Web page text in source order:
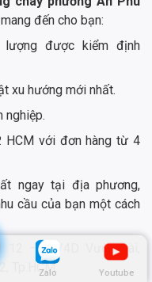
Zalo Youtube
đến cho bạn:
lượng được kiểm định
xu hướng mới nhất.
nghiệp.
HCM với đơn hàng từ 4
ngay tại địa phương,
cầu của bạn một cách
12 – 92/4D Vườn Lài,
Tp.HCM.